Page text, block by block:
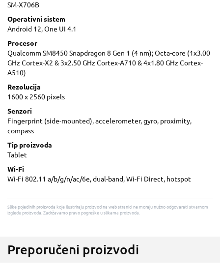
SM-X706B
Operativni sistem
Android 12, One UI 4.1
Procesor
Qualcomm SM8450 Snapdragon 8 Gen 1 (4 nm); Octa-core (1x3.00
GHz Cortex-X2 & 3x2.50 GHz Cortex-A710 & 4x1.80 GHz Cortex-
A510)
Rezolucija
1600 x 2560 pixels
Senzori
Fingerprint (side-mounted), accelerometer, gyro, proximity,
compass
Tip proizvoda
Tablet
Wi-Fi
Wi-Fi 802.11 a/b/g/n/ac/6e, dual-band, Wi-Fi Direct, hotspot
Slike pojedinih proizvoda koje ilustriraju proizvod na web stranici ne moraju nužno odgovarati stvarnom
izgledu proizvoda. Zadržavamo pravo pogreške u slikama proizvoda.
Preporučeni proizvodi